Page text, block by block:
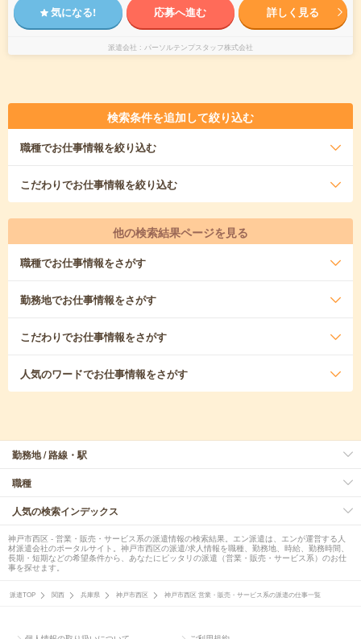
気になる! 応募へ進む 詳しく見る
派遣会社 パーソルテンプスタッフ株式会社
検索条件を追加して絞り込む
職種でお仕事情報を絞り込む
こだわりでお仕事情報を絞り込む
他の検索結果ページを見る
職種でお仕事情報をさがす
勤務地でお仕事情報をさがす
こだわりでお仕事情報をさがす
人気のワードでお仕事情報をさがす
勤務地 / 路線・駅
職種
人気の検索インデックス
神戸市西区 - 営業・販売・サービス系の派遣情報の検索結果。エン派遣は、エンが運営する人
材派遣会社のポータルサイト。神戸市西区の派遣/求人情報を職種、勤務地、時給、勤務時間、
長期・短期などの希望条件から、あなたにピッタリの派遣（営業・販売・サービス系）のお仕
事を探せます。
派遣TOP 関西 兵庫県 神戸市西区 神戸市西区 営業・販売・サービス系の派遣の仕事一覧